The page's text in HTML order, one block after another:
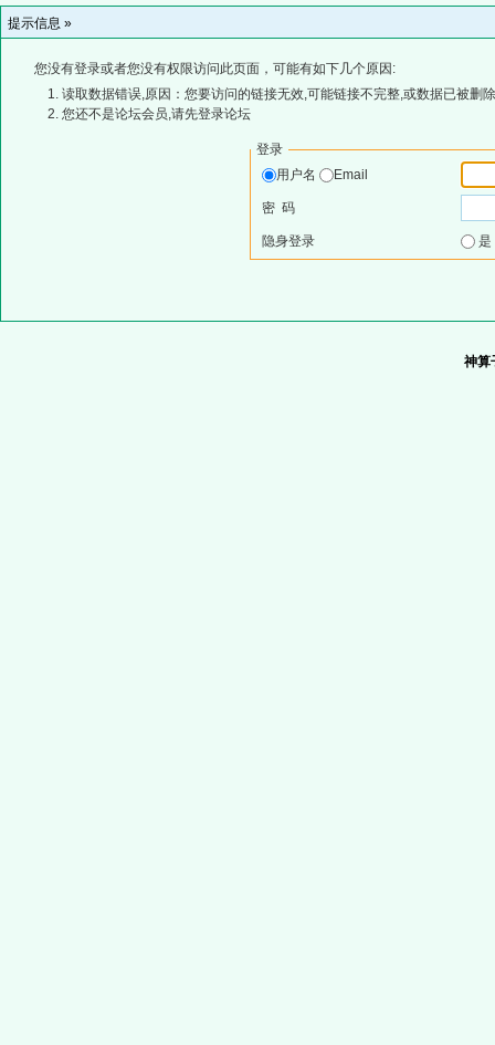
提示信息 »
您没有登录或者您没有权限访问此页面，可能有如下几个原因:
读取数据错误,原因：您要访问的链接无效,可能链接不完整,或数据已被删
您还不是论坛会员,请先登录论坛
登录
用户名
Email
密 码
隐身登录
神算